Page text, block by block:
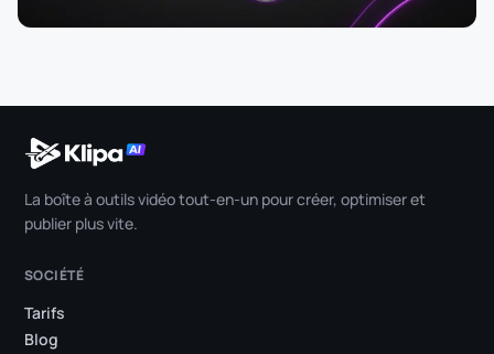
La boîte à outils vidéo tout-en-un pour créer, optimiser et
publier plus vite.
SOCIÉTÉ
Tarifs
Blog